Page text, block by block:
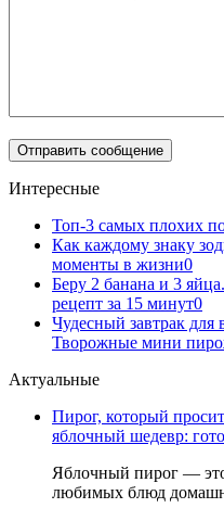
Интересные
Топ-3 самых плохих
Как каждому знаку
моменты в жизни0
Беру 2 банана и 3
рецепт за 15 минут0
Чудесный завтрак для
Творожные мини
Актуальные
Пирог, который
яблочный шедевр:
Яблочный пирог —
любимых блюд